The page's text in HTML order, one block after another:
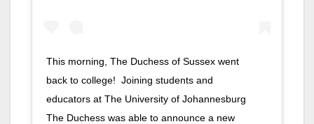
This morning, The Duchess of Sussex went
back to college! Joining students and
educators at The University of Johannesburg
The Duchess was able to announce a new